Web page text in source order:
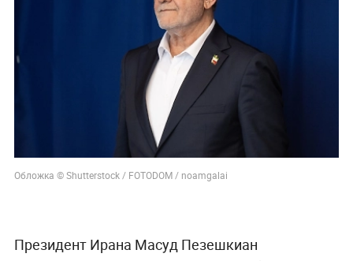
Обложка © Shutterstock / FOTODOM / noamgalai
Президент Ирана Масуд Пезешкиан